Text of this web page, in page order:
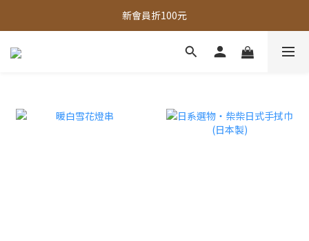
全館，滿888超取免運｜滿1500宅配免運
新會員折100元
全館現貨商品，3個工作天內出貨